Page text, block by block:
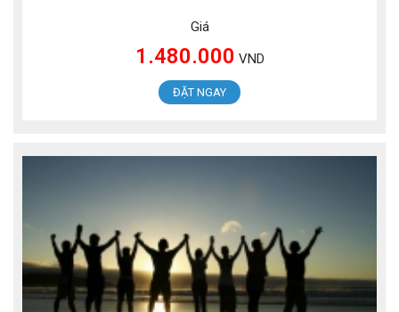
Giá
1.480.000 VND
ĐẶT NGAY